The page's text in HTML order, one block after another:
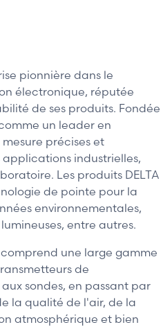
pionnière dans le
électronique, réputée
de ses produits. Fondée
un leader en
précises et
applications industrielles,
Les produits DELTA
de pointe pour la
environnementales,
entre autres.
une large gamme
de
sondes, en passant par
la qualité de l'air, de la
atmosphérique et bien